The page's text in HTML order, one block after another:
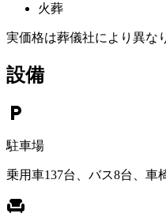
火葬
実価格は葬儀社により異な
設備
local_parking
駐車場
乗用車137台、バス8台、車
chair